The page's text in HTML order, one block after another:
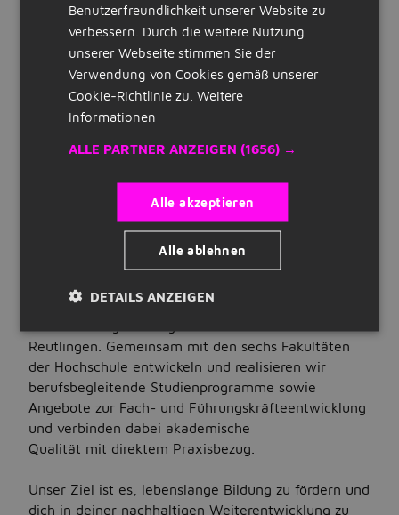
Sprachen
Du beherrschst Deutsch
WAS WIR BIETEN
Stunden:
32 bis 40 Stunden pro Woche
Art der Stellenanzeige:
STELLENBESCHREIBUNG
Über das Unternehmen
Lust auf lebenslange Bildung und nachhaltige
Die Knowledge Foundation ist die
Reutlingen. Gemeinsam mit den sechs Fakultäten
der Hochschule entwickeln und realisieren wir
berufsbegleitende Studienprogramme sowie
Angebote zur Fach- und Führungskräfteentwicklung
und verbinden dabei akademische
Qualität mit direktem Praxisbezug.
Unser Ziel ist es, lebenslange Bildung zu fördern und
dich in deiner nachhaltigen Weiterentwicklung zu
Quick Links
Unternehmen auf Jobbird
Nach Stellenangeboten suchen
Jobs nach Standort
Jobs nach Berufsfeld
Jobs nach Anstellungsart
Benutzerfreundlichkeit unserer Website zu
verbessern. Durch die weitere Nutzung
unserer Webseite stimmen Sie der
Verwendung von Cookies gemäß unserer
Cookie-Richtlinie zu. Weitere
Informationen
ALLE PARTNER ANZEIGEN (1656) →
Alle akzeptieren
Alle ablehnen
DETAILS ANZEIGEN